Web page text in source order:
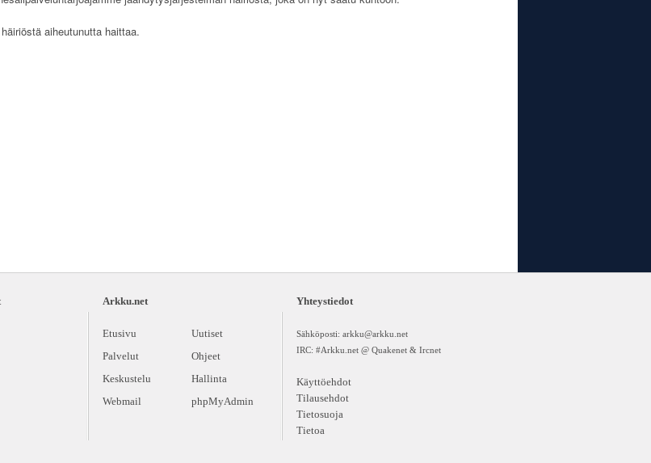
aiheutunutta haittaa.
Arkku.net
Etusivu
Uutiset
Palvelut
Ohjeet
Keskustelu
Hallinta
Webmail
phpMyAdmin
Yhteystiedot
Sähköposti: arkku@arkku.net
IRC: #Arkku.net @ Quakenet & Ircnet
Käyttöehdot
Tilausehdot
Tietosuoja
Tietoa